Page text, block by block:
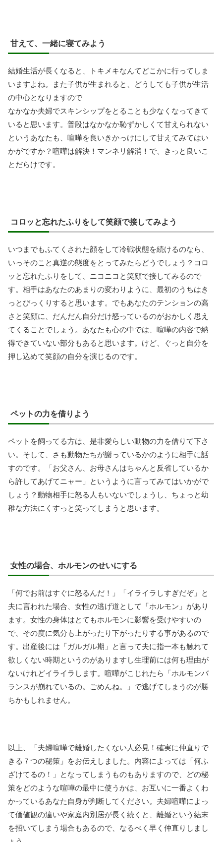
甘えて、一緒に寝てみよう
結婚生活が長くなると、トキメキなんてどこかに行ってしま
いますよね。また子供が生まれると、どうしても子供が生活
の中心となりますので
なかなか夫婦でスキンシップをとることも少なくなってきて
いると思います。普段はなかなか恥ずかしくて甘えられない
というあなたも、喧嘩を良いきかっけにして甘えてみてはい
かがですか？喧嘩は解決！マンネリ解消！で、きっと良いこ
とだらけです。
コロッと忘れたふりをして笑顔で接してみよう
いつまでもふてくされた顔をして冷戦状態を続けるのなら、
いっそのこと真逆の態度をとってみたらどうでしょう？コロ
ッと忘れたふりをして、ニコニコと笑顔で接してみるので
す。相手はあなたのあまりの変わりように、最初のうちはき
っとびっくりすると思います。でもあなたのテンションの高
さと笑顔に、だんだん自分だけ怒っているのがおかしく思え
てくることでしょう。あなたも心の中では、喧嘩の内容で納
得できていない部分もあると思います。けど、ぐっと自分を
押し込めて笑顔の自分を演じるのです。
ペットの力を借りよう
ペットを飼ってる方は、是非愛らしい動物の力を借りて下さ
い。そして、さも動物たちが謝っているかのように相手に話
すのです。「お父さん、お母さんはちゃんと反省しているか
ら許してあげてニャー」というように言ってみてはいかがで
しょう？動物相手に怒る人もいないでしょうし、ちょっと幼
稚な方法にくすっと笑ってしまうと思います。
女性の場合、ホルモンのせいにする
「何でお前はすぐに怒るんだ！」「イライラしすぎだぞ」と
夫に言われた場合、女性の逃げ道として「ホルモン」があり
ます。女性の身体はとてもホルモンに影響を受けやすいの
で、その度に気分も上がったり下がったりする事があるので
す。出産後には「ガルガル期」と言って夫に指一本も触れて
欲しくない時期というのがありますし生理前には何も理由が
ないけれどイライラします。喧嘩がこじれたら「ホルモンバ
ランスが崩れているの。ごめんね。」で逃げてしまうのが勝
ちかもしれません。
以上、「夫婦喧嘩で離婚したくない人必見！確実に仲直りで
きる７つの秘策」をお伝えしました。内容によっては「何ふ
ざけてるの！」となってしまうものもありますので、どの秘
策をどのような喧嘩の最中に使うかは、お互いに一番よくわ
かっているあなた自身が判断してください。夫婦喧嘩によっ
て価値観の違いや家庭内別居が長く続くと、離婚という結末
を招いてしまう場合もあるので、なるべく早く仲直りしまし